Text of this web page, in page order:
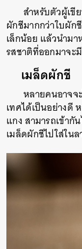
สำหรับตัวผู้เขี
ผักชีมากกว่าใบผัก
เล็กน้อย แล้วนำม
รสชาติที่ออกมาจะ
เมล็ดผักชี
หลายคนอาจจ
เทศได้เป็นอย่างดี
แกงสามารถเข้ากั
เมล็ดผักชีไปใส่ใน